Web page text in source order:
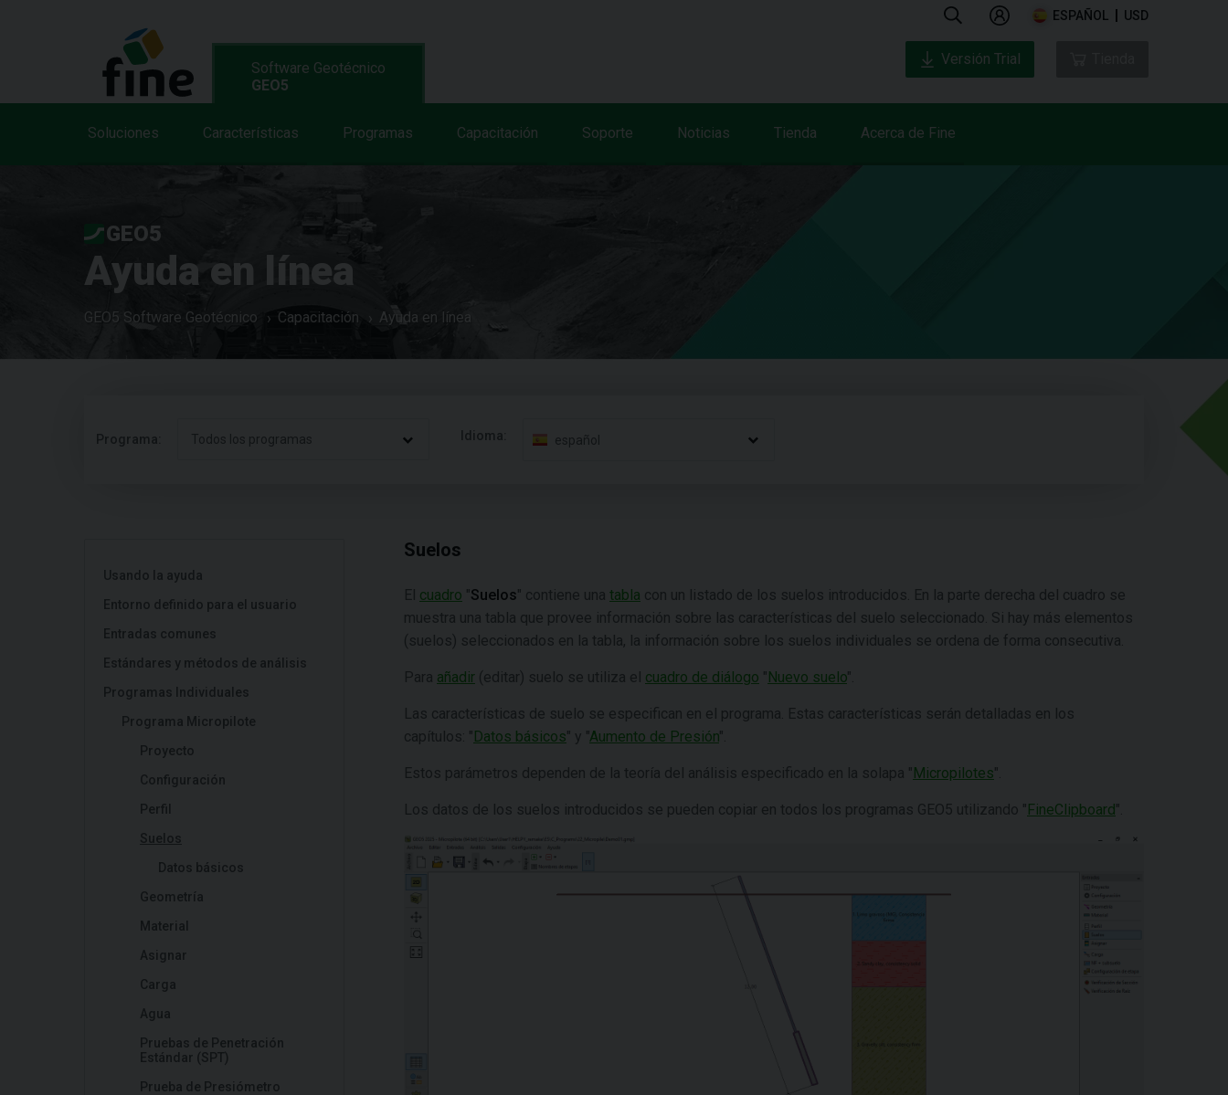
ESPAÑOL USD
Software Geotécnico
GEO5
Soluciones Características Programas Capacitación Soporte Noticias Tienda Acerca de Fine
Versión Trial
GEO5
Ayuda en línea
GEO5 Software Geotécnico Capacitación Ayuda en línea
Programa: Todos los programas Idioma: español
Usando la ayuda
Entorno definido para el usuario
Entradas comunes
Estándares y métodos de análisis
Programas Individuales
Programa Micropilote
Proyecto
Configuración
Perfil
Suelos
Datos básicos
Geometría
Material
Asignar
Carga
Agua
Pruebas de Penetración
Estándar (SPT)
Prueba de Presiómetro
Suelos
El cuadro "Suelos" contiene una tabla con un listado de los suelos introducidos. En la parte derecha del cuadro se
muestra una tabla que provee información sobre las características del suelo seleccionado. Si hay más elementos
(suelos) seleccionados en la tabla, la información sobre los suelos individuales se ordena de forma consecutiva.
Para añadir (editar) suelo se utiliza el cuadro de diálogo "Nuevo suelo".
Las características de suelo se especifican en el programa. Estas características serán detalladas en los
capítulos: "Datos básicos" y "Aumento de Presión".
Estos parámetros dependen de la teoría del análisis especificado en la solapa "Micropilotes".
Los datos de los suelos introducidos se pueden copiar en todos los programas GEO5 utilizando "FineClipboard".